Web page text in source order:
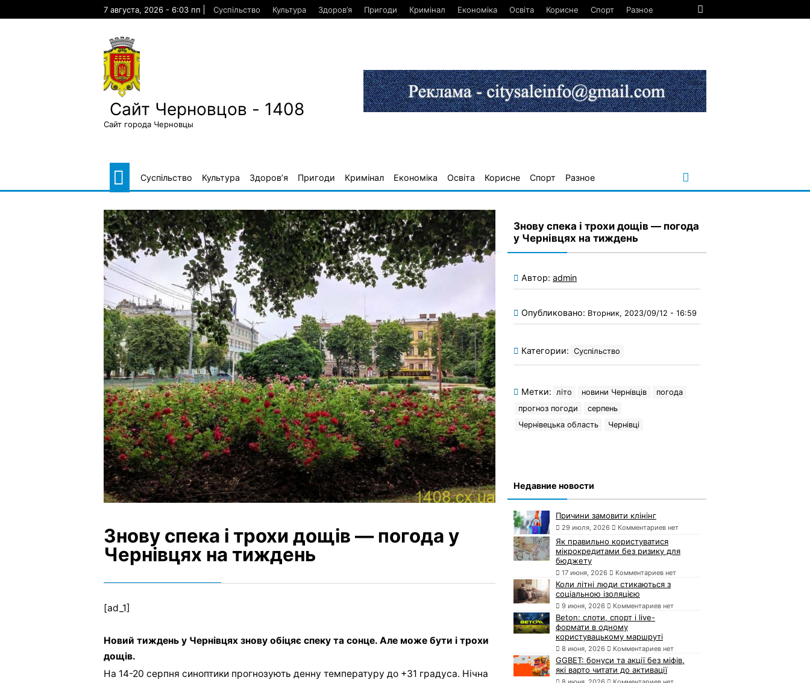
7 августа, 2026 - 6:03 пп Суспільство Культура Здоров’я Пригоди Кримінал Економіка Освіта Корисне Спорт Разное
Сайт Черновцов - 1408
Сайт города Черновцы
Суспільство Культура Здоров’я Пригоди Кримінал Економіка Освіта Корисне Спорт Разное
Знову спека і трохи дощів — погода у
Чернівцях на тиждень
[ad_1]
Новий тиждень у Чернівцях знову обіцяє спеку та сонце. Але може бути і трохи
дощів.
На 14-20 серпня синоптики прогнозують денну температуру до +31 градуса. Нічна
Знову спека і трохи дощів — погода
у Чернівцях на тиждень
Автор: admin
Опубликовано: Вторник, 2023/09/12 - 16:59
Категории: Суспільство
Метки: літо новини Чернівців
погода
прогноз погоди
серпень
Чернівецька область
Чернівці
Недавние новости
Причини замовити клінінг
29 июля, 2026 Комментариев нет
Як правильно користуватися
мікрокредитами без ризику для
бюджету
17 июня, 2026 Комментариев нет
Коли літні люди стикаються з
соціальною ізоляцією
9 июня, 2026 Комментариев нет
Beton: слоти, спорт і live-
формати в одному
користувацькому маршруті
8 июня, 2026 Комментариев нет
GGBET: бонуси та акції без міфів,
які варто читати до активації